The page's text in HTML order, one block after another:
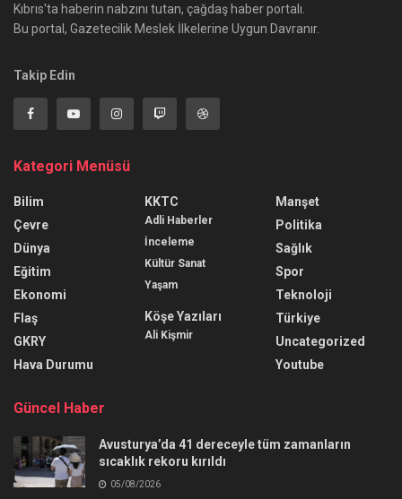
Kıbrıs'ta haberin nabzını tutan, çağdaş haber portalı.
Bu portal, Gazetecilik Meslek İlkelerine Uygun Davranır.
Takip Edin
Kategori Menüsü
Bilim
Çevre
Dünya
Eğitim
Ekonomi
Flaş
GKRY
Hava Durumu
KKTC
Adli Haberler
İnceleme
Kültür Sanat
Yaşam
Köşe Yazıları
Ali Kişmir
Manşet
Politika
Sağlık
Spor
Teknoloji
Türkiye
Uncategorized
Youtube
Güncel Haber
Avusturya’da 41 dereceyle tüm zamanların
sıcaklık rekoru kırıldı
05/08/2026